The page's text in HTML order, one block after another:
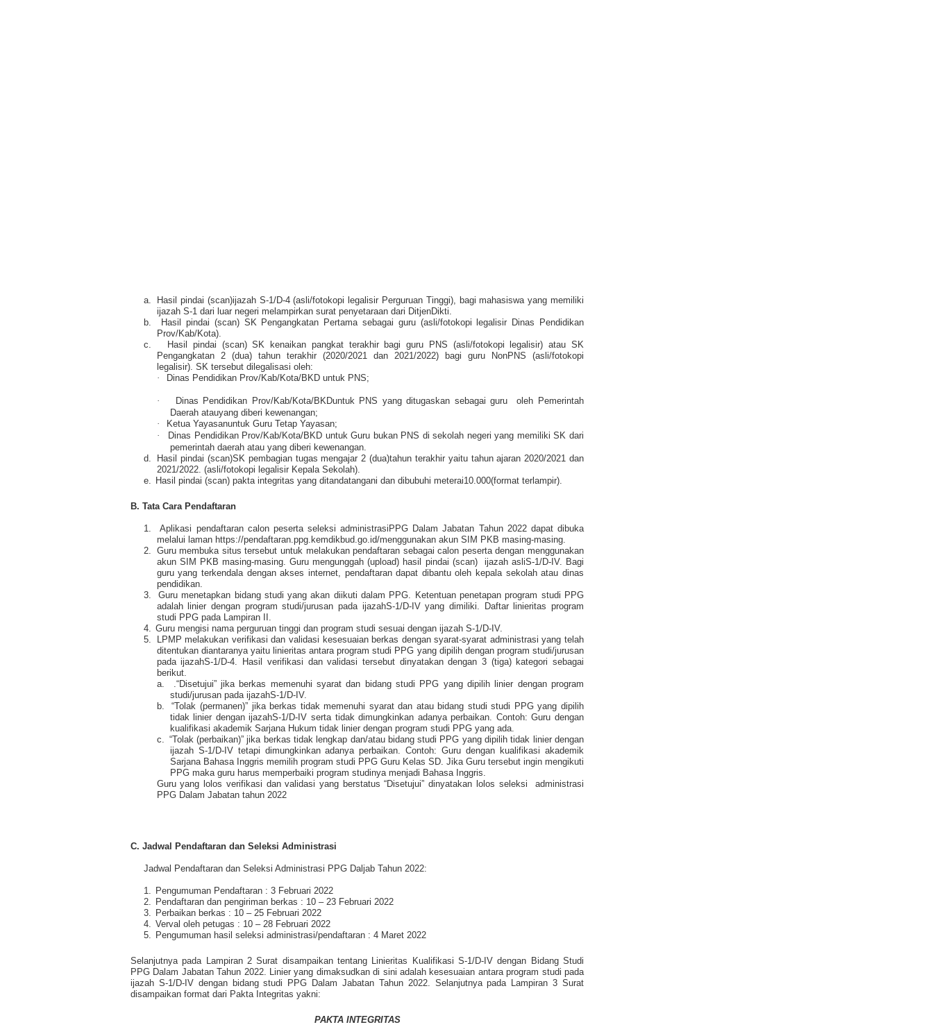
a.
Hasil pindai (scan)ijazah S-1/D-4 (asli/fotokopi legalisir Perguruan Tinggi), bagi mahasiswa yang memiliki
ijazah S-1 dari luar negeri melampirkan surat penyetaraan dari DitjenDikti.
b.
Hasil pindai (scan) SK Pengangkatan Pertama sebagai guru (asli/fotokopi legalisir Dinas Pendidikan
Prov/Kab/Kota).
c.
Hasil pindai (scan) SK kenaikan pangkat terakhir bagi guru PNS (asli/fotokopi legalisir) atau SK
Pengangkatan 2 (dua) tahun terakhir (2020/2021 dan 2021/2022) bagi guru NonPNS (asli/fotokopi
legalisir). SK tersebut dilegalisasi oleh:
·
Dinas Pendidikan Prov/Kab/Kota/BKD untuk PNS;
· Dinas Pendidikan Prov/Kab/Kota/BKDuntuk PNS yang ditugaskan sebagai guru
oleh Pemerintah
Daerah atauyang diberi kewenangan;
·
Ketua Yayasanuntuk Guru Tetap Yayasan;
·
Dinas Pendidikan Prov/Kab/Kota/BKD untuk Guru bukan PNS di sekolah negeri yang memiliki SK dari
pemerintah daerah atau yang diberi kewenangan.
d.
Hasil pindai (scan)SK pembagian tugas mengajar 2 (dua)tahun terakhir yaitu tahun ajaran 2020/2021 dan
2021/2022. (asli/fotokopi legalisir Kepala Sekolah).
e. Hasil pindai (scan) pakta integritas yang ditandatangani dan dibubuhi meterai10.000(format terlampir).
B. Tata Cara Pendaftaran
1.
Aplikasi pendaftaran calon peserta seleksi administrasiPPG Dalam Jabatan Tahun 2022 dapat dibuka
melalui laman https://pendaftaran.ppg.kemdikbud.go.id/menggunakan akun SIM PKB masing-masing.
2. Guru membuka situs tersebut untuk melakukan pendaftaran sebagai calon peserta dengan menggunakan
akun SIM PKB masing-masing. Guru mengunggah (upload) hasil pindai (scan)
ijazah asliS-1/D-IV. Bagi
guru yang terkendala dengan akses internet, pendaftaran dapat dibantu oleh kepala sekolah atau dinas
pendidikan.
3.
Guru menetapkan bidang studi yang akan diikuti dalam PPG. Ketentuan penetapan program studi PPG
adalah linier dengan program studi/jurusan pada ijazahS-1/D-IV yang dimiliki. Daftar linieritas program
studi PPG pada Lampiran II.
4. Guru mengisi nama perguruan tinggi dan program studi sesuai dengan ijazah S-1/D-IV.
5.
LPMP melakukan verifikasi dan validasi kesesuaian berkas dengan syarat-syarat administrasi yang telah
ditentukan diantaranya yaitu linieritas antara program studi PPG yang dipilih dengan program studi/jurusan
pada ijazahS-1/D-4. Hasil verifikasi dan validasi tersebut dinyatakan dengan 3 (tiga) kategori sebagai
berikut.
a.
.“Disetujui” jika berkas memenuhi syarat dan bidang studi PPG yang dipilih linier dengan program
studi/jurusan pada ijazahS-1/D-IV.
b.
“Tolak (permanen)” jika berkas tidak memenuhi syarat dan atau bidang studi studi PPG yang dipilih
tidak linier dengan ijazahS-1/D-IV serta tidak dimungkinkan adanya perbaikan. Contoh: Guru dengan
kualifikasi akademik Sarjana Hukum tidak linier dengan program studi PPG yang ada.
c. “Tolak (perbaikan)” jika berkas tidak lengkap dan/atau bidang studi PPG yang dipilih tidak linier dengan
ijazah S-1/D-IV tetapi dimungkinkan adanya perbaikan. Contoh: Guru dengan kualifikasi akademik
Sarjana Bahasa Inggris memilih program studi PPG Guru Kelas SD. Jika Guru tersebut ingin mengikuti
PPG maka guru harus memperbaiki program studinya menjadi Bahasa Inggris.
Guru yang lolos verifikasi dan validasi yang berstatus “Disetujui” dinyatakan lolos seleksi
administrasi
PPG Dalam Jabatan tahun 2022
C. Jadwal Pendaftaran dan Seleksi Administrasi
Jadwal Pendaftaran dan Seleksi Administrasi PPG Daljab Tahun 2022:
1. Pengumuman Pendaftaran : 3 Februari 2022
2. Pendaftaran dan pengiriman berkas : 10 – 23 Februari 2022
3. Perbaikan berkas : 10 – 25 Februari 2022
4. Verval oleh petugas : 10 – 28 Februari 2022
5. Pengumuman hasil seleksi administrasi/pendaftaran : 4 Maret 2022
Selanjutnya pada Lampiran 2 Surat disampaikan tentang Linieritas Kualifikasi S-1/D-IV dengan Bidang Studi
PPG Dalam Jabatan Tahun 2022. Linier yang dimaksudkan di sini adalah kesesuaian antara program studi pada
ijazah S-1/D-IV dengan bidang studi PPG Dalam Jabatan Tahun 2022. Selanjutnya pada Lampiran 3 Surat
disampaikan format dari Pakta Integritas yakni:
PAKTA INTEGRITAS